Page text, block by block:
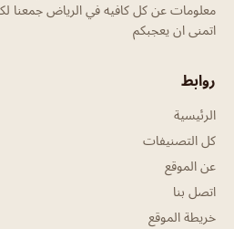
معلومات عن كل كافيه في الرياض جمعنا
اتمنى ان يعجبكم
روابط
الرئيسية
كل التصنيفات
عن الموقع
اتصل بنا
خريطة الموقع